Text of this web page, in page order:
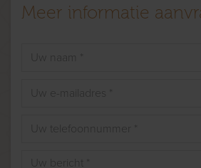
Meer informatie